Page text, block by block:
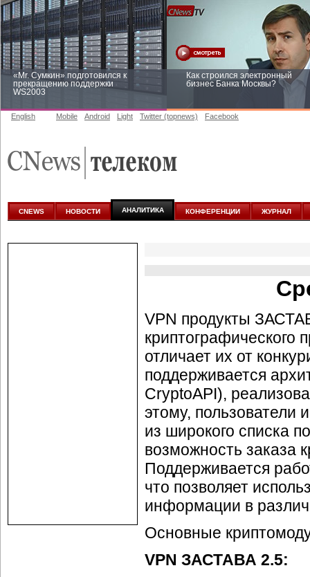
«Mr. Сумкин» подготовился к
прекращению поддержки
WS2003
Как строился электронный
бизнес Банка Москвы?
аналитике
English Mobile Android Light Twitter (topnews) Facebook
CNEWS НОВОСТИ АНАЛИТИКА КОНФЕРЕНЦИИ ЖУРНАЛ
VPN продукты
криптографического
отличает их от
поддерживается
CryptoAPI),
этому,
из широкого списка
возможность заказа
Поддерживается
что позволяет
информации в
Основные
VPN ЗАСТАВА 2.5: